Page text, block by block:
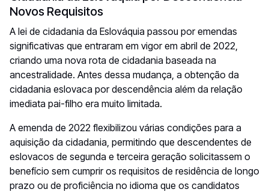
Novos Requisitos
A lei de cidadania da Eslováquia passou por emendas
significativas que entraram em vigor em abril de 2022,
criando uma nova rota de cidadania baseada na
ancestralidade. Antes dessa mudança, a obtenção da
cidadania eslovaca por descendência além da relação
imediata pai-filho era muito limitada.
A emenda de 2022 flexibilizou várias condições para a
aquisição da cidadania, permitindo que descendentes de
eslovacos de segunda e terceira geração solicitassem o
benefício sem cumprir os requisitos de residência de longo
prazo ou de proficiência no idioma que os candidatos